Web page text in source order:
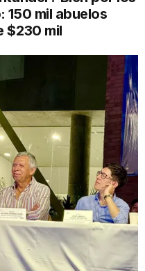
150 mil abuelos
$230 mil